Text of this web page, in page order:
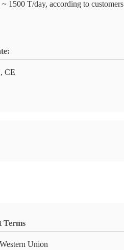
1500 T/day, according to customers
CE
Terms
Union